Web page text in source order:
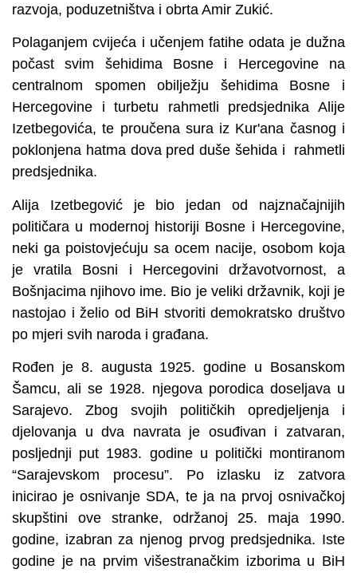
razvoja, poduzetništva i obrta Amir Zukić.
Polaganjem cvijeća i učenjem fatihe odata je dužna
počast svim šehidima Bosne i Hercegovine na
centralnom spomen obilježju šehidima Bosne i
Hercegovine i turbetu rahmetli predsjednika Alije
Izetbegovića, te proučena sura iz Kur'ana časnog i
poklonjena hatma dova pred duše šehida i rahmetli
predsjednika.
Alija Izetbegović je bio jedan od najznačajnijih
političara u modernoj historiji Bosne i Hercegovine,
neki ga poistovjećuju sa ocem nacije, osobom koja
je vratila Bosni i Hercegovini državotvornost, a
Bošnjacima njihovo ime. Bio je veliki državnik, koji je
nastojao i želio od BiH stvoriti demokratsko društvo
po mjeri svih naroda i građana.
Rođen je 8. augusta 1925. godine u Bosanskom
Šamcu, ali se 1928. njegova porodica doseljava u
Sarajevo. Zbog svojih političkih opredjeljenja i
djelovanja u dva navrata je osuđivan i zatvaran,
posljednji put 1983. godine u politički montiranom
“Sarajevskom procesu”. Po izlasku iz zatvora
inicirao je osnivanje SDA, te ja na prvoj osnivačkoj
skupštini ove stranke, održanoj 25. maja 1990.
godine, izabran za njenog prvog predsjednika. Iste
godine je na prvim višestranačkim izborima u BiH